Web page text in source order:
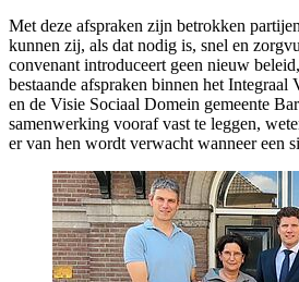
Met deze afspraken zijn betrokken
kunnen zij, als dat nodig is, snel en
convenant introduceert geen nieuw
bestaande afspraken binnen het
en de Visie Sociaal Domein gemeente
samenwerking vooraf vast te leggen,
er van hen wordt verwacht wanneer een